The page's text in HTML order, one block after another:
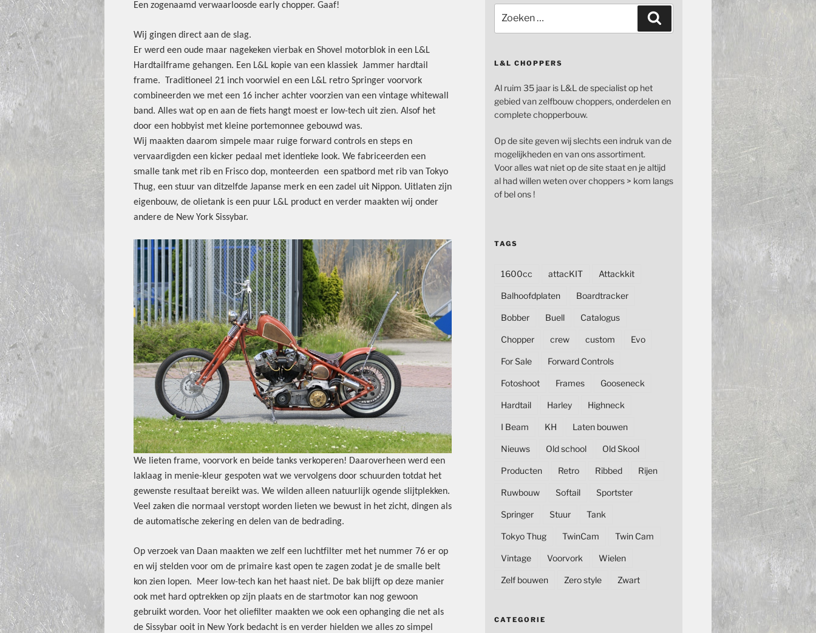
Een zogenaamd verwaarloosde early chopper. Gaaf!
Wij gingen direct aan de slag.
Er werd een oude maar nagekeken vierbak en Shovel motorblok in een L&L
Hardtailframe gehangen. Een L&L kopie van een klassiek Jammer hardtail
frame. Traditioneel 21 inch voorwiel en een L&L retro Springer voorvork
combineerden we met een 16 incher achter voorzien van een vintage whitewall
band. Alles wat op en aan de fiets hangt moest er low-tech uit zien. Alsof het
door een hobbyist met kleine portemonnee gebouwd was.
Wij maakten daarom simpele maar ruige forward controls en steps en
vervaardigden een kicker pedaal met identieke look. We fabriceerden een
smalle tank met rib en Frisco dop, monteerden een spatbord met rib van Tokyo
Thug, een stuur van ditzelfde Japanse merk en een zadel uit Nippon. Uitlaten zijn
eigenbouw, de olietank is een puur L&L product en verder maakten wij onder
andere de New York Sissybar.
We lieten frame, voorvork en beide tanks verkoperen! Daaroverheen werd een
laklaag in menie-kleur gespoten wat we vervolgens door schuurden totdat het
gewenste resultaat bereikt was. We wilden alleen natuurlijk ogende slijtplekken.
Veel zaken die normaal verstopt worden lieten we bewust in het zicht, dingen als
de automatische zekering en delen van de bedrading.
Op verzoek van Daan maakten we zelf een luchtfilter met het nummer 76 er op
en wij stelden voor om de primaire kast open te zagen zodat je de smalle belt
kon zien lopen. Meer low-tech kan het haast niet. De bak blijft op deze manier
ook met hard optrekken op zijn plaats en de startmotor kan nog gewoon
gebruikt worden. Voor het oliefilter maakten we ook een ophanging die net als
de Sissybar ooit in New York bedacht is en verder hielden we alles zo simpel
naar:
L&L CHOPPERS
Al ruim 35 jaar is L&L de specialist op het
gebied van zelfbouw choppers, onderdelen en
complete chopperbouw.
Op de site geven wij slechts een indruk van de
mogelijkheden en van ons assortiment.
Voor alles wat niet op de site staat en je altijd
al had willen weten over choppers > kom langs
of bel ons !
TAGS
1600cc attacKIT Attackkit
Balhoofdplaten Boardtracker
Bobber Buell Catalogus
Chopper crew custom Evo
For Sale Forward Controls
Fotoshoot Frames Gooseneck
Hardtail Harley Highneck
I Beam KH Laten bouwen
Nieuws Old school Old Skool
Producten Retro Ribbed Rijen
Ruwbouw Softail Sportster
Springer Stuur Tank
Tokyo Thug TwinCam Twin Cam
Vintage Voorvork Wielen
Zelf bouwen Zero style Zwart
CATEGORIE